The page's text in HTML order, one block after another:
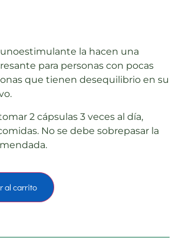
la hacen una
para personas con pocas
que tienen desequilibrio en su
2 cápsulas 3 veces al día,
No se debe sobrepasar la
al carrito